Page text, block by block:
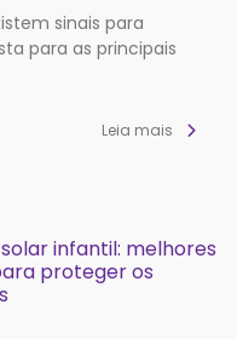
sinais para
para as principais
Leia mais
infantil: melhores
proteger os